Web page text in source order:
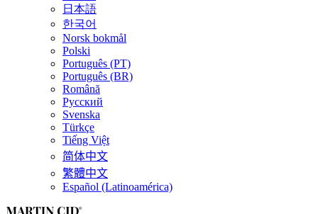
日本語
한국어
Norsk bokmål
Polski
Português (PT)
Português (BR)
Română
Русский
Svenska
Türkçe
Tiếng Việt
简体中文
繁體中文
Español (Latinoamérica)